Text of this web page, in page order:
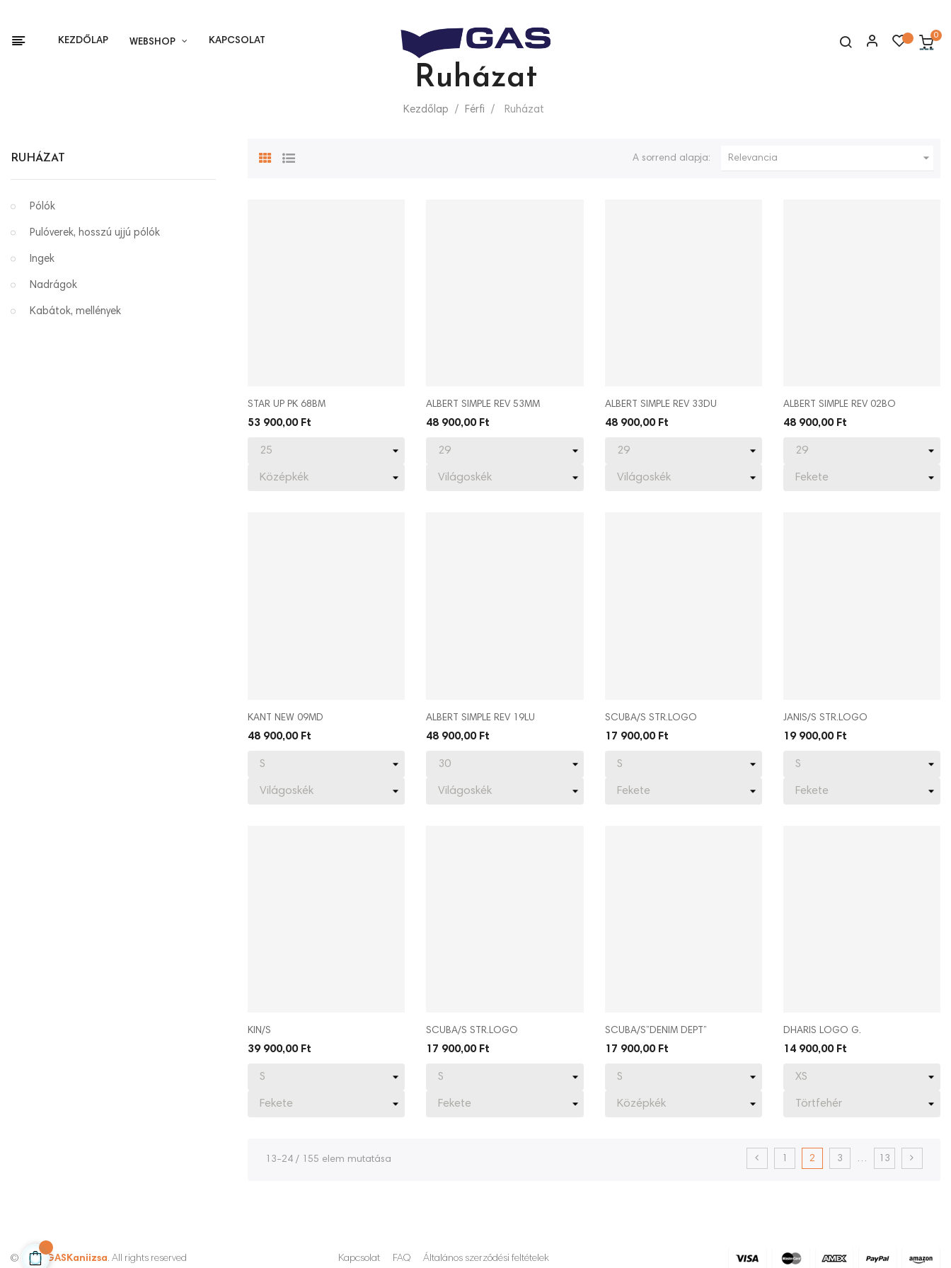
KEZDŐLAP WEBSHOP KAPCSOLAT
0
Ruházat
Kezdőlap Férfi Ruházat
RUHÁZAT
Pólók
Pulóverek, hosszú ujjú pólók
Ingek
Nadrágok
Kabátok, mellények
A sorrend alapja: Relevancia 
STAR UP PK 68BM
53 900,00 Ft
ALBERT SIMPLE REV 53MM
48 900,00 Ft
ALBERT SIMPLE REV 33DU
48 900,00 Ft
ALBERT SIMPLE REV 02BO
48 900,00 Ft
KANT NEW 09MD
48 900,00 Ft
ALBERT SIMPLE REV 19LU
48 900,00 Ft
SCUBA/S STR.LOGO
17 900,00 Ft
JANIS/S STR.LOGO
19 900,00 Ft
KIN/S
39 900,00 Ft
SCUBA/S STR.LOGO
17 900,00 Ft
SCUBA/S”DENIM DEPT”
17 900,00 Ft
DHARIS LOGO G.
14 900,00 Ft
13-24 / 155 elem mutatása 1 2 3 … 13
© 2022 GASKaniizsa. All rights reserved Kapcsolat FAQ Általános szerződési feltételek